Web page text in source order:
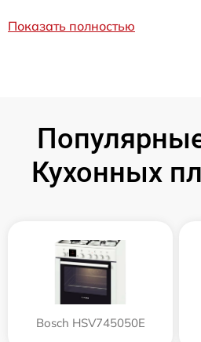
Показать полностью
Кухонных
Bosch HSV745050E